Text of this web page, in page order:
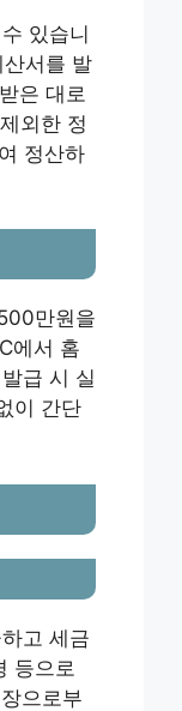
있습니
서를 발
은 대로
외한 정
정산하
만원을
에서 홈
급 시 실
이 간단
고 세금
등으로
으로부